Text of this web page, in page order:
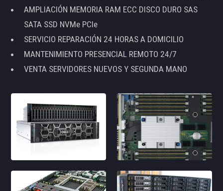
AMPLIACIÓN MEMORIA RAM ECC DISCO DURO SAS
SATA SSD NVMe PCIe
SERVICIO REPARACIÓN 24 HORAS A DOMICILIO
MANTENIMIENTO PRESENCIAL REMOTO 24/7
VENTA SERVIDORES NUEVOS Y SEGUNDA MANO